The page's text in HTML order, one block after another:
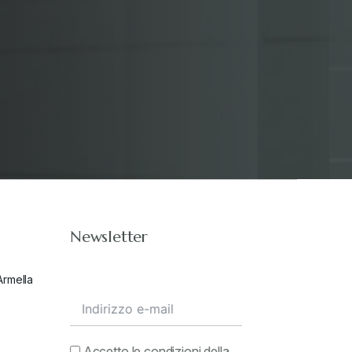
Stampa 2023
valore in dogana +
Newsletter